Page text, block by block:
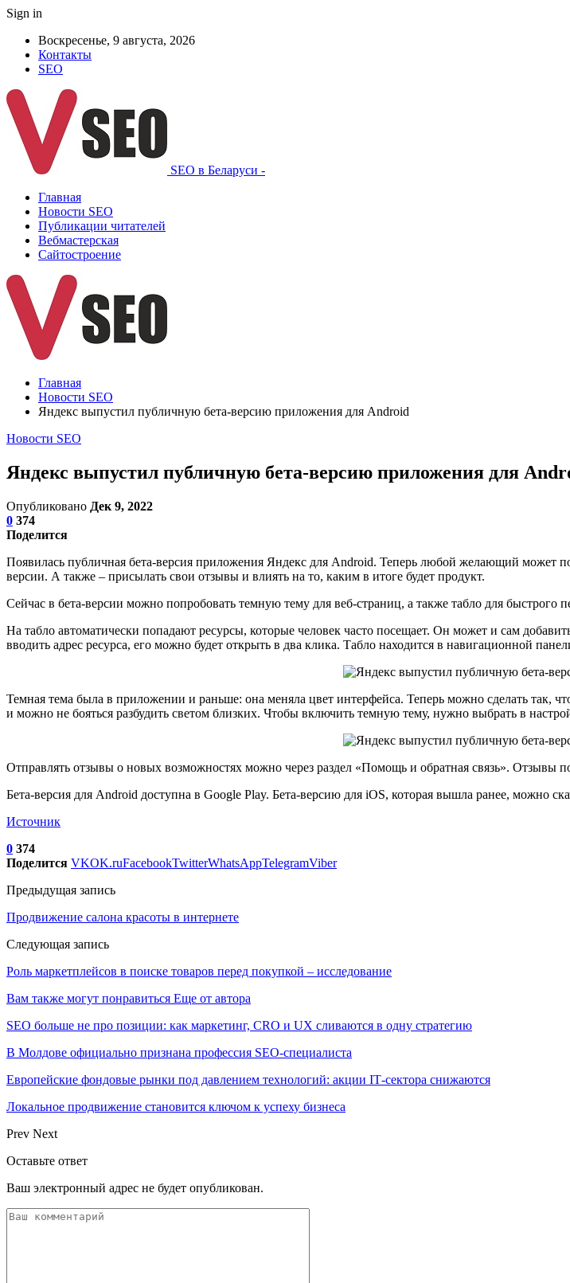
Sign in
Воскресенье, 9 августа, 2026
Контакты
SEO
SEO в Беларуси -
Главная
Новости SEO
Публикации читателей
Вебмастерская
Сайтостроение
Главная
Новости SEO
Яндекс выпустил публичную бета-версию приложения для Android
Новости SEO
Яндекс выпустил публичную бета-версию приложения для
Опубликовано Дек 9, 2022
0 374
Поделится
Появилась публичная бета-версия приложения Яндекс для Android. Теперь любой желающий может
версии. А также – присылать свои отзывы и влиять на то, каким в итоге будет продукт.
Сейчас в бета-версии можно попробовать темную тему для веб-страниц, а также табло для быстрого
На табло автоматически попадают ресурсы, которые человек часто посещает. Он может и сам
вводить адрес ресурса, его можно будет открыть в два клика. Табло находится в навигационной
Темная тема была в приложении и раньше: она меняла цвет интерфейса. Теперь можно сделать так,
и можно не бояться разбудить светом близких. Чтобы включить темную тему, нужно выбрать в
Отправлять отзывы о новых возможностях можно через раздел «Помощь и обратная связь». Отзывы
Бета-версия для Android доступна в Google Play. Бета-версию для iOS, которая вышла ранее, можно
Источник
0 374
Поделится VKOK.ruFacebookTwitterWhatsAppTelegramViber
Предыдущая запись
Продвижение салона красоты в интернете
Следующая запись
Роль маркетплейсов в поиске товаров перед покупкой – исследование
Вам также могут понравиться Еще от автора
SEO больше не про позиции: как маркетинг, CRO и UX сливаются в одну стратегию
В Молдове официально признана профессия SEO-специалиста
Европейские фондовые рынки под давлением технологий: акции IT‑сектора снижаются
Локальное продвижение становится ключом к успеху бизнеса
Prev Next
Оставьте ответ
Ваш электронный адрес не будет опубликован.